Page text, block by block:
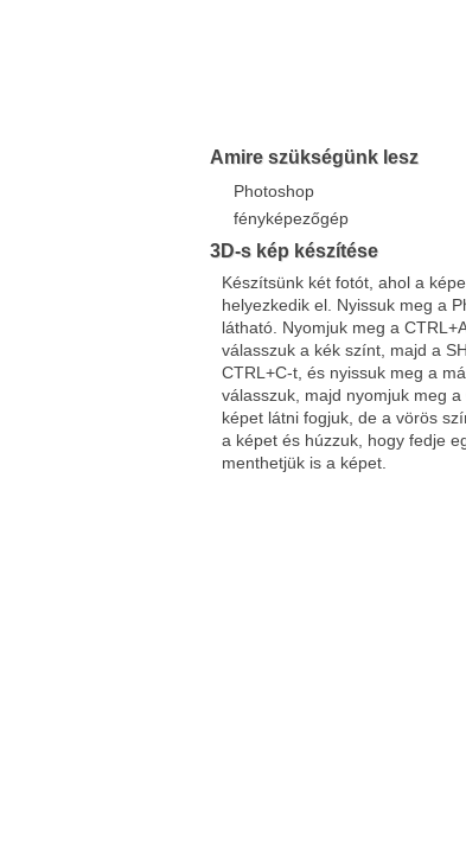
Del.icio.us
Amire szükségünk lesz
Photoshop
fényképezőgép
3D-s kép készítése
Készítsünk két fotót, ahol a
helyezkedik el. Nyissuk meg a
látható. Nyomjuk meg a
válasszuk a kék színt, majd a
CTRL+C-t, és nyissuk meg a
válasszuk, majd nyomjuk meg
képet látni fogjuk, de a vörös
a képet és húzzuk, hogy fedje
menthetjük is a képet.